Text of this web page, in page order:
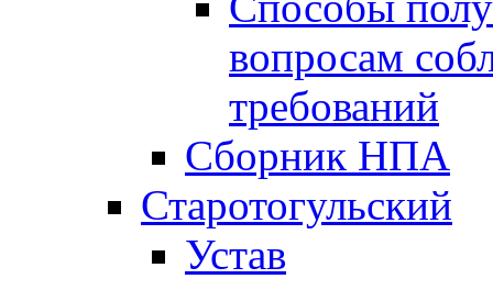
вопросам
требований
Сборник НПА
Старотогульский
Устав